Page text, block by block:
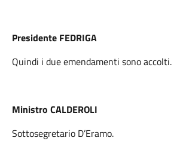
Presidente FEDRIGA
Quindi i due emendamenti sono accolti.
Ministro CALDEROLI
Sottosegretario D’Eramo.